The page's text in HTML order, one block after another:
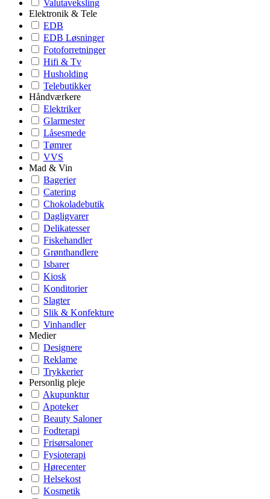
Valutaveksling
Elektronik & Tele
EDB
EDB Løsninger
Fotoforretninger
Hifi & Tv
Husholding
Telebutikker
Håndværkere
Elektriker
Glarmester
Låsesmede
Tømrer
VVS
Mad & Vin
Bagerier
Catering
Chokoladebutik
Dagligvarer
Delikatesser
Fiskehandler
Grønthandlere
Isbarer
Kiosk
Konditorier
Slagter
Slik & Konfekture
Vinhandler
Medier
Designere
Reklame
Trykkerier
Personlig pleje
Akupunktur
Apoteker
Beauty Saloner
Fodterapi
Frisørsaloner
Fysioterapi
Hørecenter
Helsekost
Kosmetik